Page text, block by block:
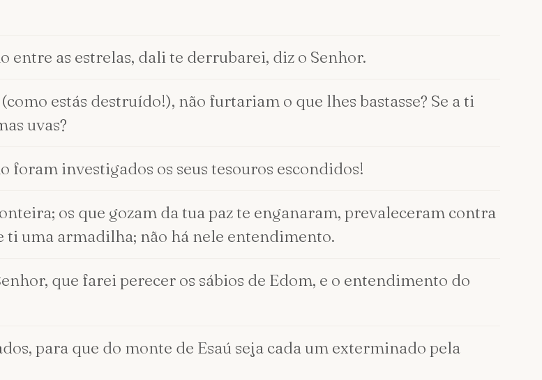
entre as estrelas, dali te derrubarei, diz o Senhor.
estás destruído!), não furtariam o que lhes bastasse? Se a ti
uvas?
foram investigados os seus tesouros escondidos!
os que gozam da tua paz te enganaram, prevaleceram contra
ti uma armadilha; não há nele entendimento.
que farei perecer os sábios de Edom, e o entendimento do
para que do monte de Esaú seja cada um exterminado pela